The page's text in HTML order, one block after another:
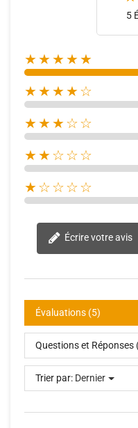
5
★★★★★
★★★★☆
★★★☆☆
★★☆☆☆
★☆☆☆☆
Écrire votre avis
Évaluations (5)
Questions et Réponses
Trier par: Dernier